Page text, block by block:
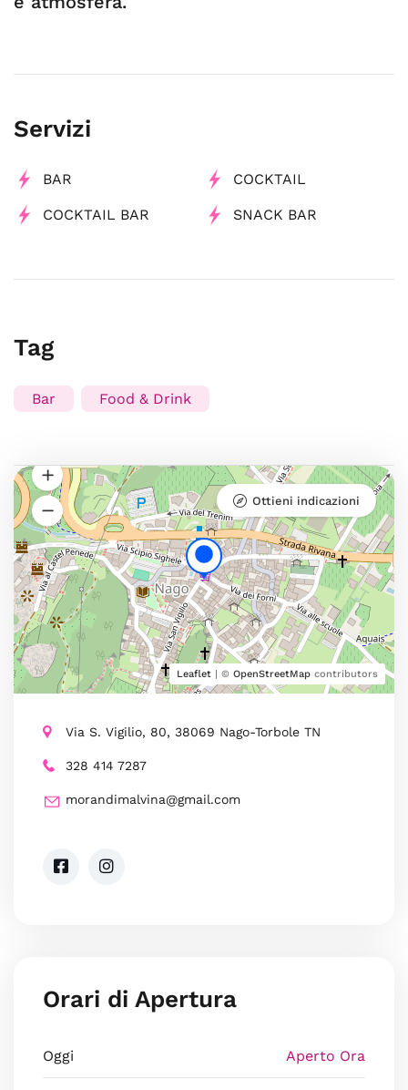
Servizi
BAR COCKTAIL
COCKTAIL BAR SNACK BAR
Tag
Bar Food & Drink
Leaflet | © OpenStreetMap contributors
Ottieni indicazioni
Via S. Vigilio, 80, 38069 Nago-Torbole TN
328 414 7287
morandimalvina@gmail.com
Orari di Apertura
Oggi Aperto Ora